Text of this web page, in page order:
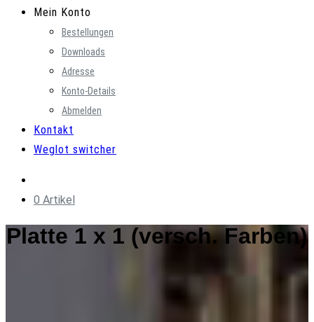
Mein Konto
Bestellungen
Downloads
Adresse
Konto-Details
Abmelden
Kontakt
Weglot switcher
0 Artikel
Platte 1 x 1 (versch. Farben)